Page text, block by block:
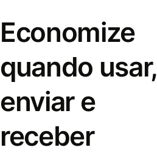
Economize
quando usar,
enviar e
receber